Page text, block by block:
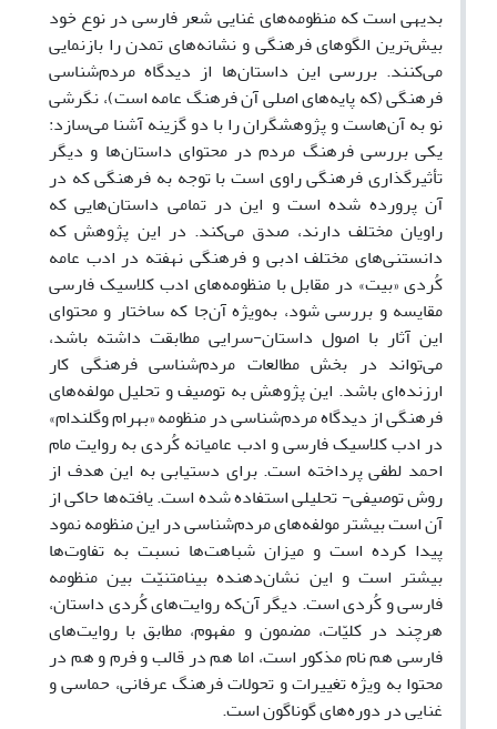
بدیهی است که منظومه‌های غنایی شعر فارسی در نوع خود
بیش‌ترین الگوهای فرهنگی و نشانه‌های تمدن را بازنمایی
می‌کنند. بررسی این داستان‌ها از دیدگاه مردم‌شناسی
فرهنگی (که پایه‌های اصلی آن فرهنگ عامه است)، نگرشی
نو به آن‌هاست و پژوهشگران را با دو گزینه آشنا می‌سازد:
یکی بررسی فرهنگ مردم در محتوای داستان‌ها و دیگر
تأثیرگذاری فرهنگی راوی است با توجه به فرهنگی که در
آن پرورده شده است و این در تمامی داستان‌هایی که
راویان مختلف دارند، صدق می‌کند. در این پژوهش که
دانستنی‌های مختلف ادبی و فرهنگی نهفته در ادب عامه
کُردی «بیت» در مقابل با منظومه‌های ادب کلاسیک فارسی
مقایسه و بررسی شود، به‌ویژه آن‌جا که ساختار و محتوای
این آثار با اصول داستان-سرایی مطابقت داشته باشد،
می‌تواند در بخش مطالعات مردم‌شناسی فرهنگی کار
ارزنده‌ای باشد. این پژوهش به توصیف و تحلیل مولفه‌های
فرهنگی از دیدگاه مردم‌شناسی در منظومه «بهرام وگلندام»
در ادب کلاسیک فارسی و ادب عامیانه کُردی به روایت مام
احمد لطفی پرداخته است. برای دستیابی به این هدف از
روش توصیفی- تحلیلی استفاده شده است. یافته‌ها حاکی از
آن است بیشتر مولفه‌های مردم‌شناسی در این منظومه نمود
پیدا کرده است و میزان شباهت‌ها نسبت به تفاوت‌ها
بیشتر است و این نشان‌دهنده بینامتنیّت بین منظومه
فارسی و کُردی است. دیگر آن‌که روایت‌های کُردی داستان،
هرچند در کلیّات، مضمون و مفهوم، مطابق با روایت‌های
فارسی هم نام مذکور است، اما هم در قالب و فرم و هم در
محتوا به ویژه تغییرات و تحولات فرهنگ عرفانی، حماسی و
غنایی در دوره‌های گوناگون است.